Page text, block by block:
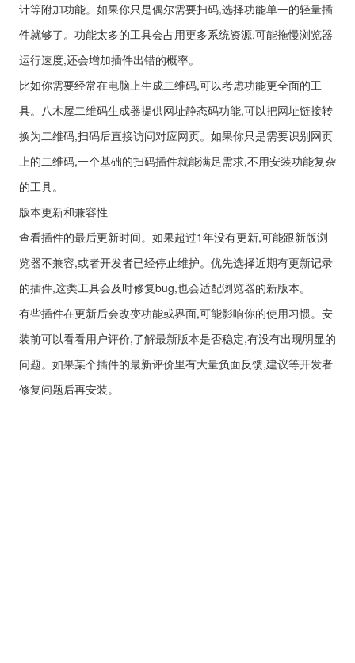
计等附加功能。如果你只是偶尔需要扫码,选择功能单一的轻量插
件就够了。功能太多的工具会占用更多系统资源,可能拖慢浏览器
运行速度,还会增加插件出错的概率。
比如你需要经常在电脑上生成二维码,可以考虑功能更全面的工
具。八木屋二维码生成器提供网址静态码功能,可以把网址链接转
换为二维码,扫码后直接访问对应网页。如果你只是需要识别网页
上的二维码,一个基础的扫码插件就能满足需求,不用安装功能复杂
的工具。
版本更新和兼容性
查看插件的最后更新时间。如果超过1年没有更新,可能跟新版浏
览器不兼容,或者开发者已经停止维护。优先选择近期有更新记录
的插件,这类工具会及时修复bug,也会适配浏览器的新版本。
有些插件在更新后会改变功能或界面,可能影响你的使用习惯。安
装前可以看看用户评价,了解最新版本是否稳定,有没有出现明显的
问题。如果某个插件的最新评价里有大量负面反馈,建议等开发者
修复问题后再安装。